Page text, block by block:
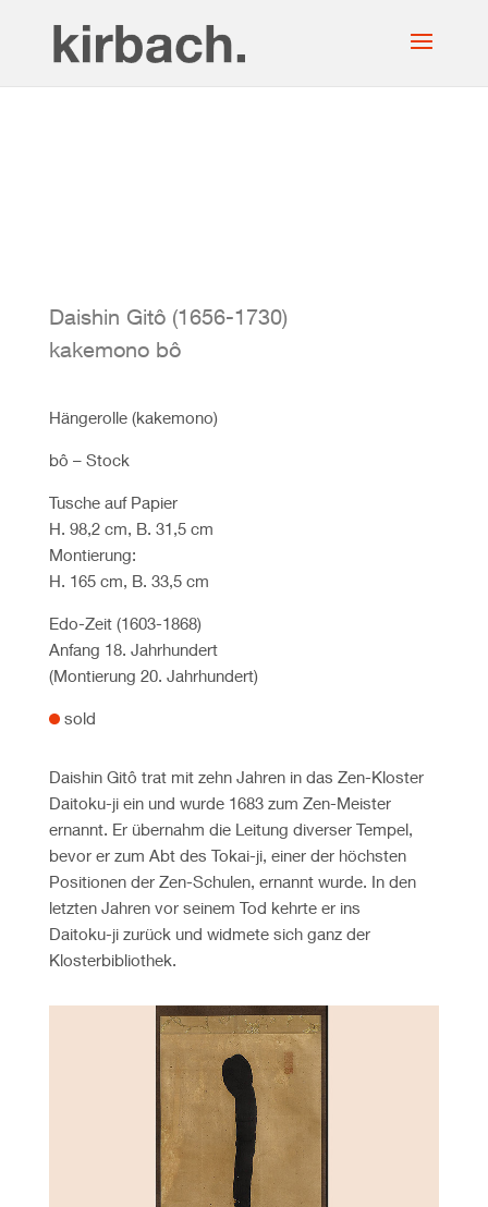
Daishin Gitô (1656-1730)
kakemono bô
Hängerolle (kakemono)
bô – Stock
Tusche auf Papier
H. 98,2 cm, B. 31,5 cm
Montierung:
H. 165 cm, B. 33,5 cm
Edo-Zeit (1603-1868)
Anfang 18. Jahrhundert
(Montierung 20. Jahrhundert)
sold
Daishin Gitô trat mit zehn Jahren in das Zen-Kloster
Daitoku-ji ein und wurde 1683 zum Zen-Meister
ernannt. Er übernahm die Leitung diverser Tempel,
bevor er zum Abt des Tokai-ji, einer der höchsten
Positionen der Zen-Schulen, ernannt wurde. In den
letzten Jahren vor seinem Tod kehrte er ins
Daitoku-ji zurück und widmete sich ganz der
Klosterbibliothek.